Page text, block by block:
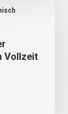
Vollzeit